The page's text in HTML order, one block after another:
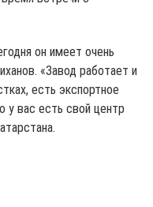
он имеет очень
«Завод работает и
есть экспортное
у вас есть свой центр